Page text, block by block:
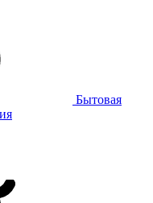
Бытовая